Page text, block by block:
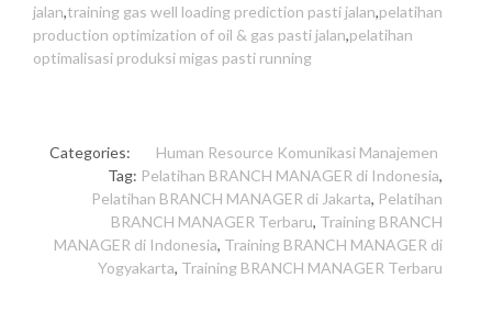
jalan,training gas well loading prediction pasti jalan,pelatihan
production optimization of oil & gas pasti jalan,pelatihan
optimalisasi produksi migas pasti running
Categories: Human Resource Komunikasi Manajemen
Tag: Pelatihan BRANCH MANAGER di Indonesia,
Pelatihan BRANCH MANAGER di Jakarta, Pelatihan
BRANCH MANAGER Terbaru, Training BRANCH
MANAGER di Indonesia, Training BRANCH MANAGER di
Yogyakarta, Training BRANCH MANAGER Terbaru